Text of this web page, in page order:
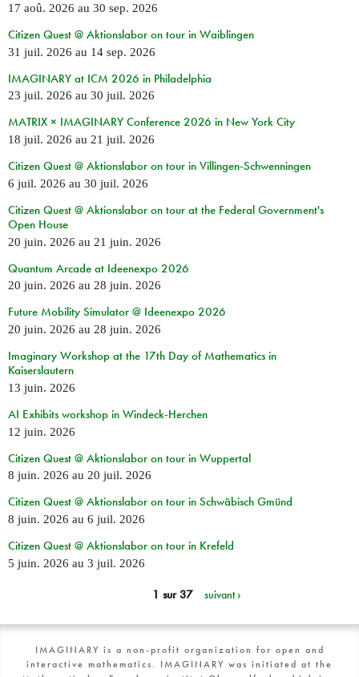
17 aoû. 2026 au 30 sep. 2026
Citizen Quest @ Aktionslabor on tour in Waiblingen
31 juil. 2026 au 14 sep. 2026
IMAGINARY at ICM 2026 in Philadelphia
23 juil. 2026 au 30 juil. 2026
MATRIX × IMAGINARY Conference 2026 in New York City
18 juil. 2026 au 21 juil. 2026
Citizen Quest @ Aktionslabor on tour in Villingen-Schwenningen
6 juil. 2026 au 30 juil. 2026
Citizen Quest @ Aktionslabor on tour at the Federal Government's
Open House
20 juin. 2026 au 21 juin. 2026
Quantum Arcade at Ideenexpo 2026
20 juin. 2026 au 28 juin. 2026
Future Mobility Simulator @ Ideenexpo 2026
20 juin. 2026 au 28 juin. 2026
Imaginary Workshop at the 17th Day of Mathematics in
Kaiserslautern
13 juin. 2026
AI Exhibits workshop in Windeck-Herchen
12 juin. 2026
Citizen Quest @ Aktionslabor on tour in Wuppertal
8 juin. 2026 au 20 juil. 2026
Citizen Quest @ Aktionslabor on tour in Schwäbisch Gmünd
8 juin. 2026 au 6 juil. 2026
Citizen Quest @ Aktionslabor on tour in Krefeld
5 juin. 2026 au 3 juil. 2026
1 sur 37 suivant ›
IMAGINARY is a non-profit organization for open and
interactive mathematics. IMAGINARY was initiated at the